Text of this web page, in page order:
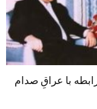
با عراقِ صدام